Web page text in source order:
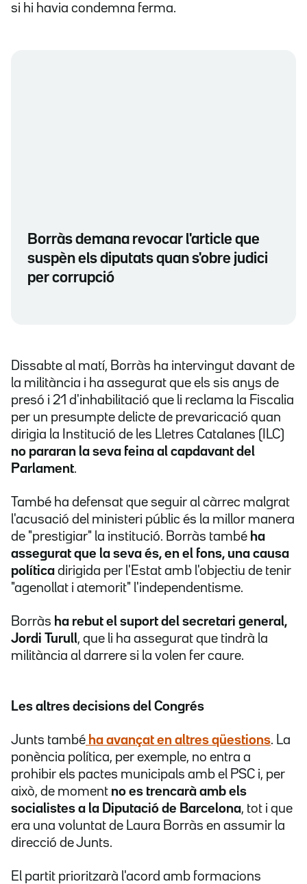
si hi havia condemna ferma.
Borràs demana revocar l'article que
suspèn els diputats quan s'obre judici
per corrupció
Dissabte al matí, Borràs ha intervingut davant de
la militància i ha assegurat que els sis anys de
presó i 21 d'inhabilitació que li reclama la Fiscalia
per un presumpte delicte de prevaricació quan
dirigia la Institució de les Lletres Catalanes (ILC)
no pararan la seva feina al capdavant del
Parlament.
També ha defensat que seguir al càrrec malgrat
l'acusació del ministeri públic és la millor manera
de "prestigiar" la institució. Borràs també ha
assegurat que la seva és, en el fons, una causa
política dirigida per l'Estat amb l'objectiu de tenir
"agenollat i atemorit" l'independentisme.
Borràs ha rebut el suport del secretari general,
Jordi Turull, que li ha assegurat que tindrà la
militància al darrere si la volen fer caure.
Les altres decisions del Congrés
Junts també ha avançat en altres qüestions. La
ponència política, per exemple, no entra a
prohibir els pactes municipals amb el PSC i, per
això, de moment no es trencarà amb els
socialistes a la Diputació de Barcelona, tot i que
era una voluntat de Laura Borràs en assumir la
direcció de Junts.
El partit prioritzarà l'acord amb formacions